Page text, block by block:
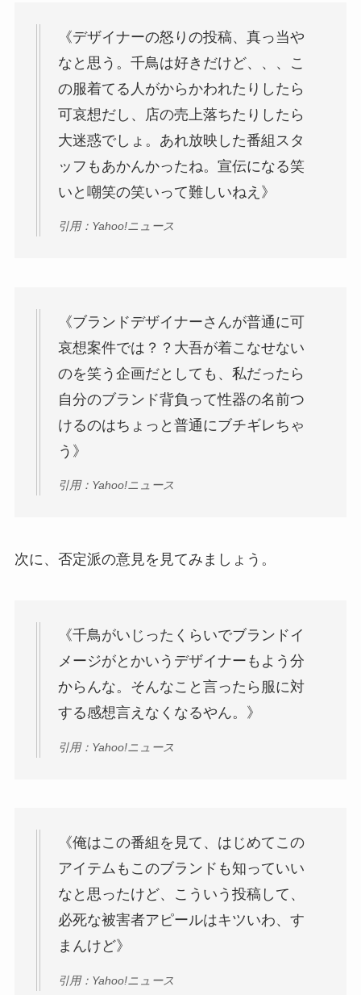
《デザイナーの怒りの投稿、真っ当や
なと思う。千鳥は好きだけど、、、こ
の服着てる人がからかわれたりしたら
可哀想だし、店の売上落ちたりしたら
大迷惑でしょ。あれ放映した番組スタ
ッフもあかんかったね。宣伝になる笑
いと嘲笑の笑いって難しいねえ》
引用：Yahoo!ニュース
《ブランドデザイナーさんが普通に可
哀想案件では？？大吾が着こなせない
のを笑う企画だとしても、私だったら
自分のブランド背負って性器の名前つ
けるのはちょっと普通にブチギレちゃ
う》
引用：Yahoo!ニュース
次に、否定派の意見を見てみましょう。
《千鳥がいじったくらいでブランドイ
メージがとかいうデザイナーもよう分
からんな。そんなこと言ったら服に対
する感想言えなくなるやん。》
引用：Yahoo!ニュース
《俺はこの番組を見て、はじめてこの
アイテムもこのブランドも知っていい
なと思ったけど、こういう投稿して、
必死な被害者アピールはキツいわ、す
まんけど》
引用：Yahoo!ニュース